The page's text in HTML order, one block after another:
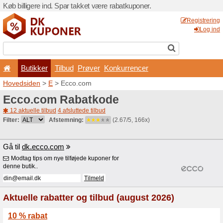
Køb billigere ind. Spar
Butikker Tilbud
Hovedsiden > E>